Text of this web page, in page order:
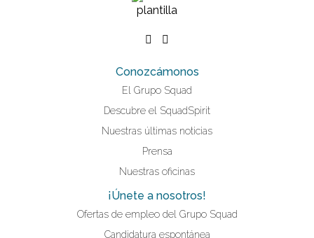
Conozcámonos
El Grupo Squad
Descubre el SquadSpirit
Nuestras últimas noticias
Prensa
Nuestras oficinas
¡Únete a nosotros!
Ofertas de empleo del Grupo Squad
Candidatura espontánea